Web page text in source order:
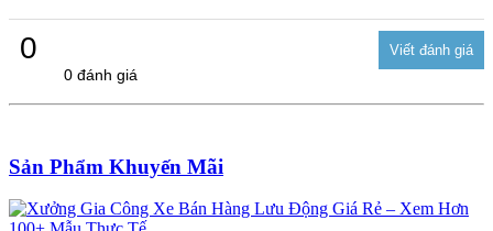
0
0 đánh giá
Sản Phẩm Khuyến Mãi